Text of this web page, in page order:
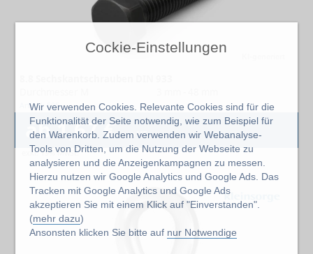
Cockie-Einstellungen
Wir verwenden Cookies. Relevante Cookies sind für die
Funktionalität der Seite notwendig, wie zum Beispiel für
den Warenkorb. Zudem verwenden wir Webanalyse-
Tools von Dritten, um die Nutzung der Webseite zu
analysieren und die Anzeigenkampagnen zu messen.
Hierzu nutzen wir Google Analytics und Google Ads. Das
Tracken mit Google Analytics und Google Ads
akzeptieren Sie mit einem Klick auf "Einverstanden".
(mehr dazu)
Ansonsten klicken Sie bitte auf nur Notwendige
Artikel: 595
ab 1,67 €pro VE
exkl. 19% MwSt.